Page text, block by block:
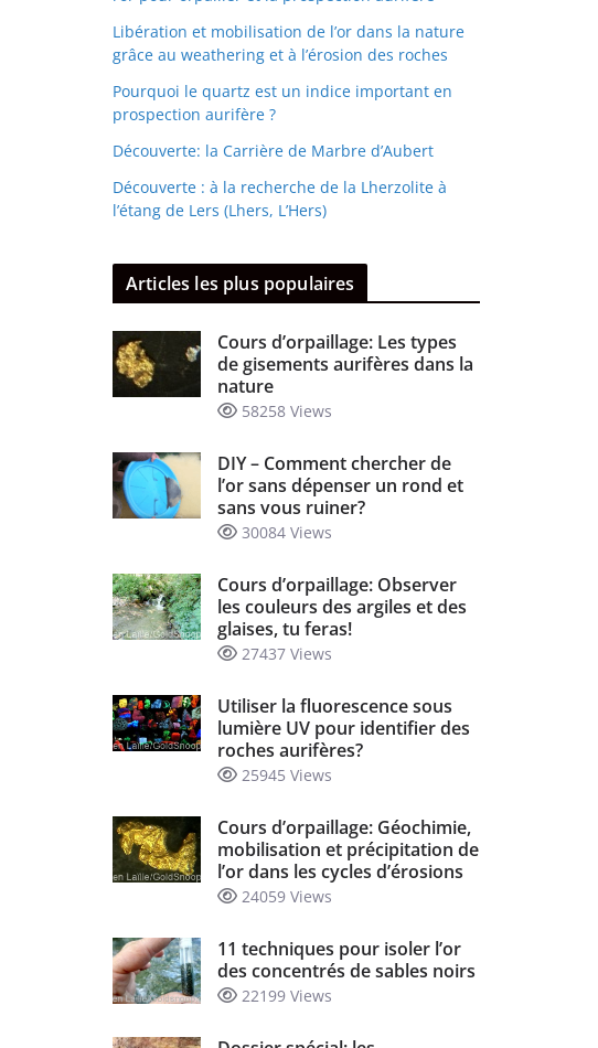
Libération et mobilisation de l’or dans la nature
grâce au weathering et à l’érosion des roches
Pourquoi le quartz est un indice important en
prospection aurifère ?
Découverte: la Carrière de Marbre d’Aubert
Découverte : à la recherche de la Lherzolite à
l’étang de Lers (Lhers, L’Hers)
Articles les plus populaires
Cours d’orpaillage: Les types
de gisements aurifères dans la
nature
58258 Views
DIY – Comment chercher de
l’or sans dépenser un rond et
sans vous ruiner?
30084 Views
Cours d’orpaillage: Observer
les couleurs des argiles et des
glaises, tu feras!
27437 Views
Utiliser la fluorescence sous
lumière UV pour identifier des
roches aurifères?
25945 Views
Cours d’orpaillage: Géochimie,
mobilisation et précipitation de
l’or dans les cycles d’érosions
24059 Views
11 techniques pour isoler l’or
des concentrés de sables noirs
22199 Views